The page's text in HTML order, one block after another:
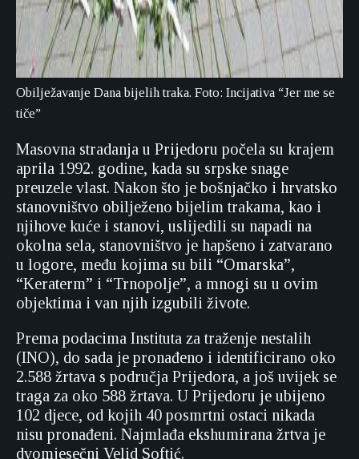
Obilježavanje Dana bijelih traka. Foto: Incijativa “Jer me se
tiče”
Masovna stradanja u Prijedoru počela su krajem
aprila 1992. godine, kada su srpske snage
preuzele vlast. Nakon što je bošnjačko i hrvatsko
stanovništvo obilježeno bijelim trakama, kao i
njihove kuće i stanovi, uslijedili su napadi na
okolna sela, stanovništvo je hapšeno i zatvarano
u logore, među kojima su bili “Omarska”,
“Keraterm” i “Trnopolje”, a mnogi su u ovim
objektima i van njih izgubili živote.
Prema podacima Instituta za traženje nestalih
(INO), do sada je pronađeno i identificirano oko
2.588 žrtava s područja Prijedora, a još uvijek se
traga za oko 588 žrtava. U Prijedoru je ubijeno
102 djece, od kojih 40 posmrtni ostaci nikada
nisu pronađeni. Najmlađa ekshumirana žrtva je
dvomjesečni Velid Softić.